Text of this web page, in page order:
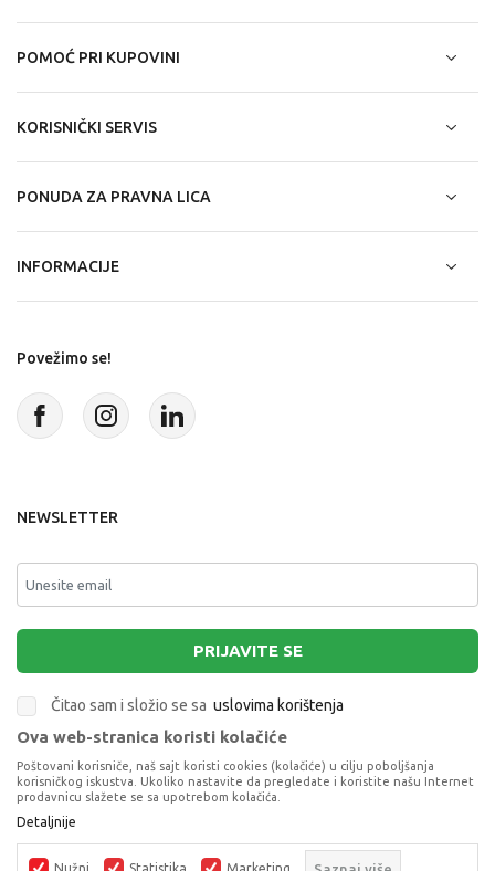
YAY16702 MINI KOFER CORAL FLAMINGO
FAMILY
KOFERI
POMOĆ PRI KUPOVINI
KORISNIČKI SERVIS
PONUDA ZA PRAVNA LICA
INFORMACIJE
Povežimo se!
NEWSLETTER
PRIJAVITE SE
Čitao sam i složio se sa uslovima korištenja
Terms of Service
apply.
Ova web-stranica koristi kolačiće
Poštovani korisniče, naš sajt koristi cookies (kolačiće) u cilju poboljšanja
korisničkog iskustva. Ukoliko nastavite da pregledate i koristite našu Internet
prodavnicu slažete se sa upotrebom kolačića.
Detaljnije